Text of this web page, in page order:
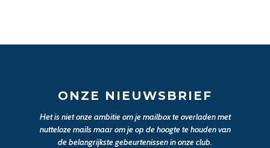
ONZE NIEUWSBRIEF
Het is niet onze ambitie om je mailbox te overladen met
nutteloze mails maar om je op de hoogte te houden van
de belangrijkste gebeurtenissen in onze club.